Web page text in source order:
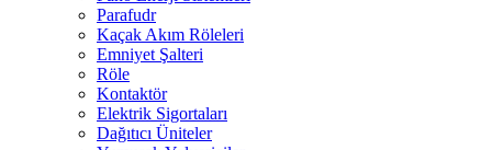
Parafudr
Kaçak Akım Röleleri
Emniyet Şalteri
Röle
Kontaktör
Elektrik Sigortaları
Dağıtıcı Üniteler